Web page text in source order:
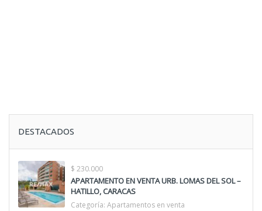
DESTACADOS
$ 230.000
APARTAMENTO EN VENTA URB. LOMAS DEL SOL –
HATILLO, CARACAS
Categoría: Apartamentos en venta